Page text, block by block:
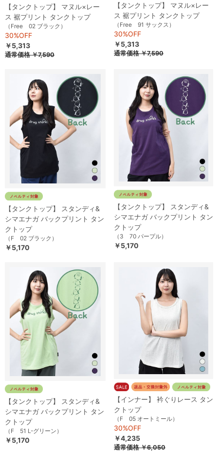
【タンクトップ】 マヌル×レー
ス 裾プリント タンクトップ
（Free 02 ブラック）
30%OFF
￥5,313
通常価格￥7,590
【タンクトップ】 マヌル×レー
ス 裾プリント タンクトップ
（Free 91 サックス）
30%OFF
￥5,313
通常価格￥7,590
【タンクトップ】 スタンディ&
シマエナガ バックプリント タン
クトップ
（F 02 ブラック）
￥5,170
【タンクトップ】 スタンディ&
シマエナガ バックプリント タン
クトップ
（3 70 パープル）
￥5,170
【タンクトップ】 スタンディ&
シマエナガ バックプリント タン
クトップ
（F 51 L-グリーン）
￥5,170
【インナー】 衿ぐりレース タン
クトップ
（F 05 オートミール）
30%OFF
￥4,235
通常価格￥6,050